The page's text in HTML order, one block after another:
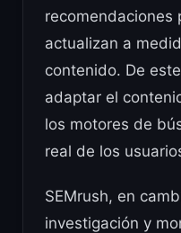
recomendaciones
actualizan a
contenido. De
adaptar el
los motores de
real de los
SEMrush, en
investigación y